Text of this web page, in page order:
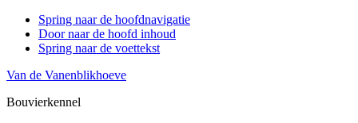
Spring naar de hoofdnavigatie
Door naar de hoofd inhoud
Spring naar de voettekst
Van de Vanenblikhoeve
Bouvierkennel